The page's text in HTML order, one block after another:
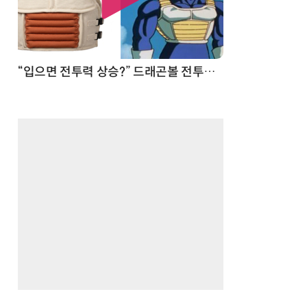
“입으면 전투력 상승?” 드래곤볼 전투복 닮은 중량조끼